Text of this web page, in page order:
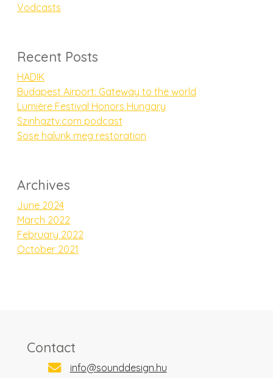
Vodcasts
Recent Posts
HADIK
Budapest Airport: Gateway to the world
Lumière Festival Honors Hungary
Szinhaztv.com podcast
Sose halunk meg restoration
Archives
June 2024
March 2022
February 2022
October 2021
Contact
info@sounddesign.hu